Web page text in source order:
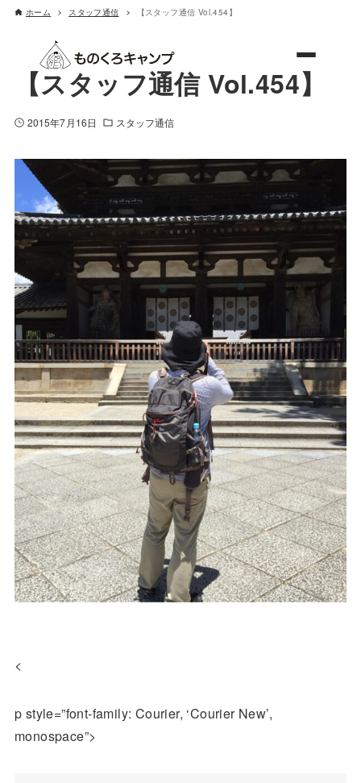
ホーム スタッフ通信 【スタッフ通信 Vol.454】
【スタッフ通信 Vol.454】
2015年7月16日 スタッフ通信
<
p style=”font-family: Courier, ‘Courier New’,
monospace”>